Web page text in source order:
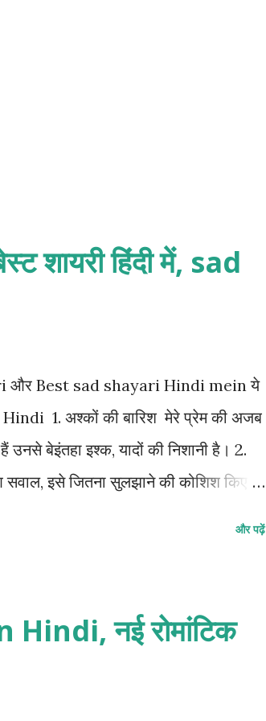
शायरी हिंदी में, sad
और Best sad shayari Hindi mein ये
1. अश्कों की बारिश मेरे प्रेम की अजब
बेइंतहा इश्क, यादों की निशानी है। 2.
इसे जितना सुलझाने की कोशिश किए
तन्हाई है एक झटके में फलक से जमीन पर
अपने पास वक्त की स्याही थी और
लिया अपनी चाहतों की कहानी मुकम्मल
हो गया है तन्हाई से अपनी अच्छी जान
और पढ़ें
नई रोमांटिक